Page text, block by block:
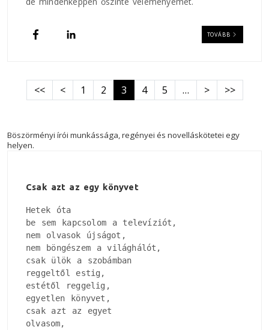
TOVÁBB
Oldalszámozás
Első oldal
<< Előző oldal
< 1 2 3 4 5 … Következő
> Utolsó
>>
Böszörményi írói munkássága, regényei és novelláskötetei egy
helyen.
Csak azt az egy könyvet
Hetek óta
be sem kapcsolom a televíziót,
nem olvasok újságot,
nem böngészem a világhálót,
csak ülök a szobámban
reggeltől estig,
estétől reggelig,
egyetlen könyvet,
csak azt az egyet
olvasom,